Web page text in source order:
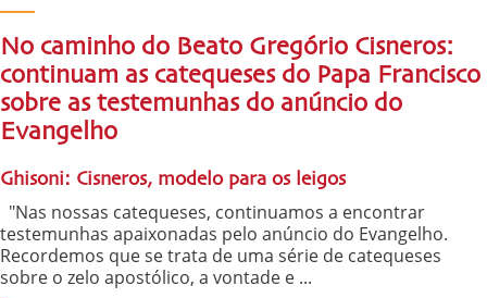
No caminho do Beato Gregório Cisneros:
continuam as catequeses do Papa Francisco
sobre as testemunhas do anúncio do
Evangelho
Ghisoni: Cisneros, modelo para os leigos
"Nas nossas catequeses, continuamos a encontrar
testemunhas apaixonadas pelo anúncio do Evangelho.
Recordemos que se trata de uma série de catequeses
sobre o zelo apostólico, a vontade e ...